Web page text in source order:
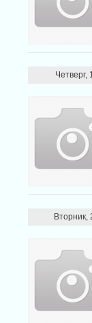
Четверг,
Вторник,